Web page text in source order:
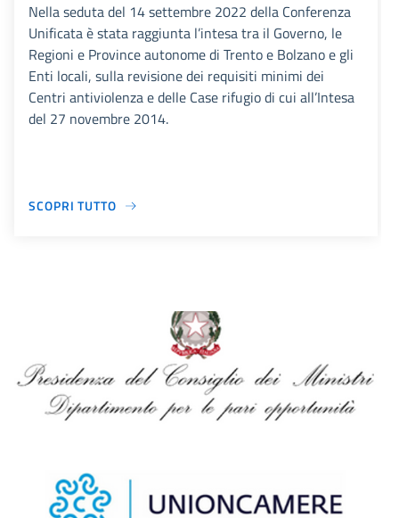
Nella seduta del 14 settembre 2022 della Conferenza
Unificata è stata raggiunta l’intesa tra il Governo, le
Regioni e Province autonome di Trento e Bolzano e gli
Enti locali, sulla revisione dei requisiti minimi dei
Centri antiviolenza e delle Case rifugio di cui all’Intesa
del 27 novembre 2014.
SCOPRI TUTTO